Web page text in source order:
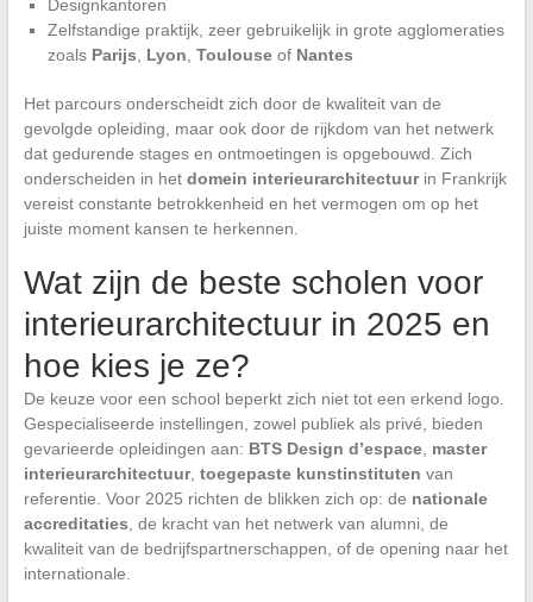
Designkantoren
Zelfstandige praktijk, zeer gebruikelijk in grote agglomeraties
zoals Parijs Lyon Toulouseof Nantes
Het parcours onderscheidt zich door de kwaliteit van de
gevolgde opleiding, maar ook door de rijkdom van het netwerk
dat gedurende stages en ontmoetingen is opgebouwd. Zich
onderscheiden in het domein interieurarchitectuurin Frankrijk
vereist constante betrokkenheid en het vermogen om op het
juiste moment kansen te herkennen.
Wat zijn de beste scholen voor
interieurarchitectuur in 2025 en
hoe kies je ze?
De keuze voor een school beperkt zich niet tot een erkend logo.
Gespecialiseerde instellingen, zowel publiek als privé, bieden
gevarieerde opleidingen aan: BTS Design d’espace, master
interieurarchitectuur, toegepaste kunstinstituten van
referentie. Voor 2025 richten de blikken zich op: de nationale
accreditaties , de kracht van het netwerk van alumni, de
kwaliteit van de bedrijfspartnerschappen, of de opening naar het
internationale.